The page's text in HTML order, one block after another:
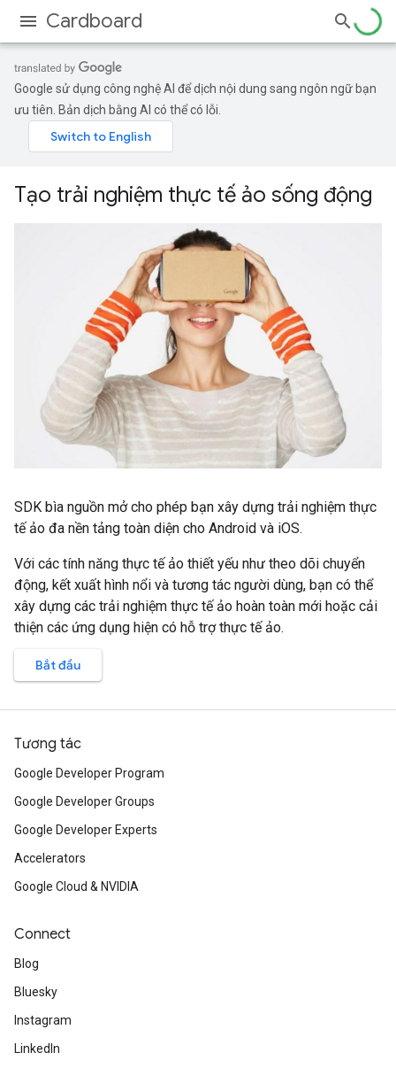
Cardboard
Google sử dụng công nghệ AI để dịch nội dung sang ngôn ngữ bạn
ưu tiên. Bản dịch bằng AI có thể có lỗi.
Tạo trải nghiệm thực tế ảo sống động
SDK bìa nguồn mở cho phép bạn xây dựng trải nghiệm thực
tế ảo đa nền tảng toàn diện cho Android và iOS.
Với các tính năng thực tế ảo thiết yếu như theo dõi chuyển
động, kết xuất hình nổi và tương tác người dùng, bạn có thể
xây dựng các trải nghiệm thực tế ảo hoàn toàn mới hoặc cải
thiện các ứng dụng hiện có hỗ trợ thực tế ảo.
Bắt đầu
Tương tác
Google Developer Program
Google Developer Groups
Google Developer Experts
Accelerators
Google Cloud & NVIDIA
Connect
Blog
Bluesky
Instagram
LinkedIn